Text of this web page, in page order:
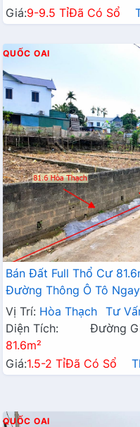
Giá:9-9.5 TỉĐã Có Sổ
QUỐC OAI
Bán Đất Full Thổ Cư
Đường Thông Ô Tô
Kinh Doanh Liên Xã
Vị Trí: Hòa Thạch Tư
Diện Tích:
81.6m²
Đường
Giá:1.5-2 TỉĐã Có Sổ
QUỐC OAI